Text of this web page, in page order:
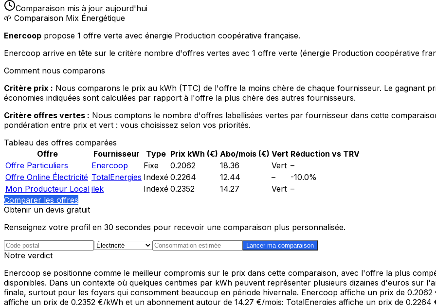
Comparaison mis à jour aujourd'hui
🌱 Comparaison Mix Énergétique
Enercoop propose 1 offre verte avec énergie Production coopérative française.
Enercoop arrive en tête sur le critère nombre d'offres vertes avec 1 offre verte (énergie Production coopérative
Comment nous comparons
Critère prix : Nous comparons le prix au kWh (TTC) de l'offre la moins chère de chaque fournisseur. Le gagnant
économies indiquées sont calculées par rapport à l'offre la plus chère des autres fournisseurs.
Critère offres vertes : Nous comptons le nombre d'offres labellisées vertes par fournisseur dans cette
pondération entre prix et vert : vous choisissez selon vos priorités.
Tableau des offres comparées
Offre
Fournisseur Type Prix kWh (€) Abo/mois (€) Vert Réduction vs TRV
Offre Particuliers
Enercoop Fixe 0.2062 18.36 Vert –
Offre Online Électricité TotalEnergies Indexé 0.2264 12.44 – -10.0%
Mon Producteur Local ilek Indexé 0.2352 14.27 Vert –
Comparer les offres
Obtenir un devis gratuit
Renseignez votre profil en 30 secondes pour recevoir une comparaison plus personnalisée.
Lancer ma comparaison
Notre verdict
Enercoop se positionne comme le meilleur compromis sur le prix dans cette comparaison, avec l'offre la plus
disponibles. Dans un contexte où quelques centimes par kWh peuvent représenter plusieurs dizaines d'euros sur
finale, surtout pour les foyers qui consomment beaucoup en période hivernale. Enercoop affiche un prix de
affiche un prix de 0.2352 €/kWh et un abonnement autour de 14.27 €/mois; TotalEnergies affiche un prix de